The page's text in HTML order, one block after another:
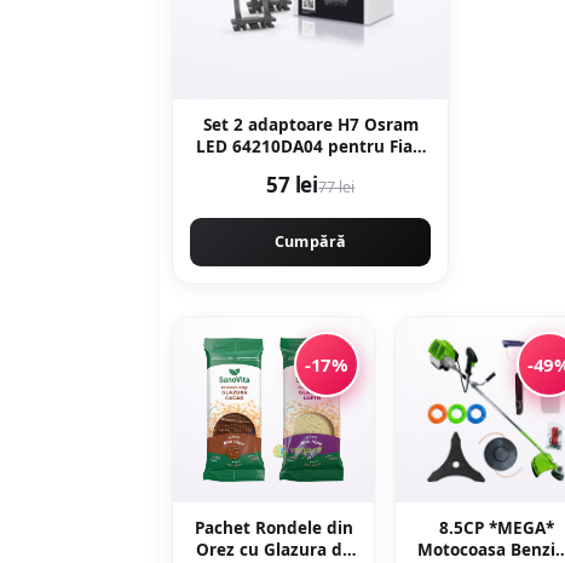
Set 2 adaptoare H7 Osram
LED 64210DA04 pentru Fiat,
57 lei77 lei
Cumpără
-17%
Pachet Rondele din
Orez cu Glazura de
-
8.5CP *MEGA*
Motocoasa